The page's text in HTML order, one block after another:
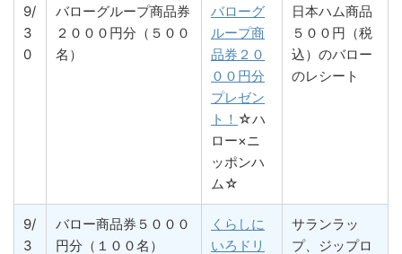
9/
3
0
バローグループ商品券
２０００円分（５００
名）
バローグ
ループ商
品券２０
００円分
プレゼン
ト！ ☆ハ
ロー×ニ
ッポンハ
ム☆
日本ハム商品
５００円（税
込）のバロー
のレシート
9/
3
バロー商品券５０００
円分（１００名）
くらしに
いろドリ
サランラッ
プ、ジップロ